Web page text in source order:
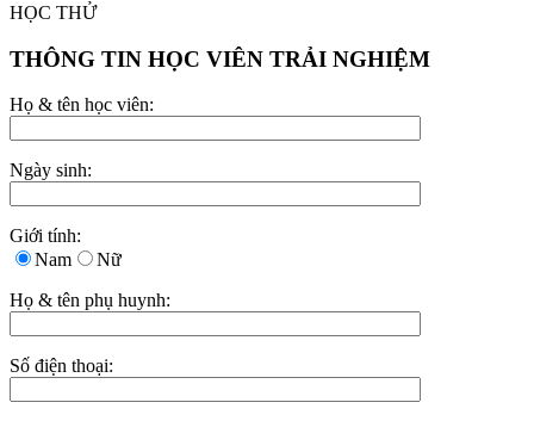
HỌC THỬ
THÔNG TIN HỌC VIÊN TRẢI NGHIỆM
Họ & tên học viên:
Ngày sinh:
Giới tính:
Nam
Nữ
Họ & tên phụ huynh:
Số điện thoại: